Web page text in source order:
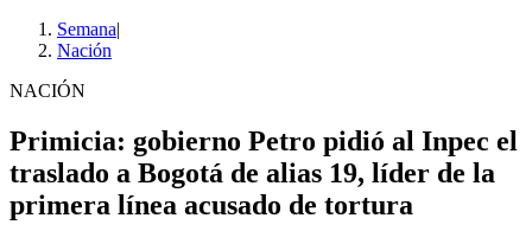
Semana|
Nación
NACIÓN
Primicia: gobierno Petro pidió al Inpec el
traslado a Bogotá de alias 19, líder de la
primera línea acusado de tortura